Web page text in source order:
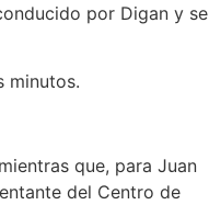
por Digan y se
minutos.
que, para Juan
del Centro de